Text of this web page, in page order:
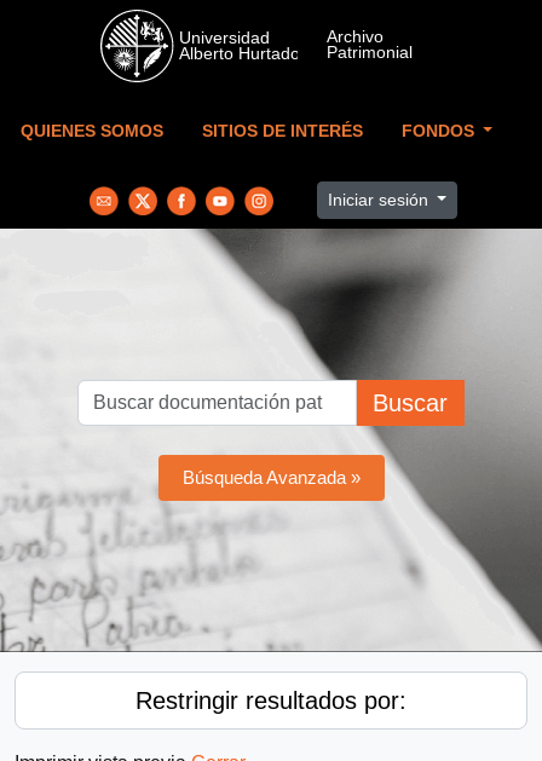
Skip to main content
QUIENES SOMOS SITIOS DE INTERÉS FONDOS
Iniciar sesión
Buscar
Búsqueda Avanzada »
Restringir resultados por: